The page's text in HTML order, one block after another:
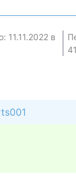
11.11.2022 в